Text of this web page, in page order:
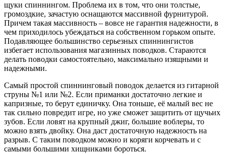
щуки спиннингом. Проблема их в том, что они толстые,
громоздкие, зачастую оснащаются массивной фурнитурой.
Причем такая массивность – вовсе не гарантия надежности, в
чем приходилось убеждаться на собственном горьком опыте.
Подавляющее большинство серьезных спиннингистов
избегает использования магазинных поводков. Стараются
делать поводки самостоятельно, максимально изящными и
надежными.
Самый простой спиннинговый поводок делается из гитарной
струны №1 или №2. Если приманки достаточно легкие и
капризные, то берут единичку. Она тоньше, её малый вес не
так сильно повредит игре, но уже сможет защитить от щучьих
зубов. Если ловят на крупный джиг, большие воблеры, то
можно взять двойку. Она даст достаточную надежность на
разрыв. С таким поводком можно и коряги корчевать и с
самыми большими хищниками бороться.